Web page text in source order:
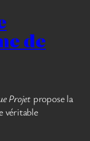
de
Projet propose la
véritable